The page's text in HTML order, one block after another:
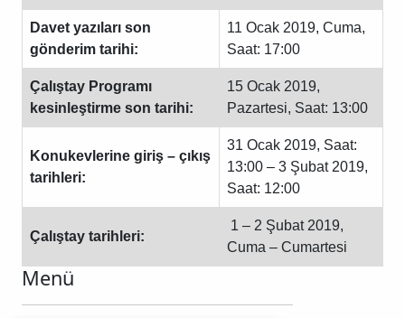
Davet yazıları son
gönderim tarihi:
11 Ocak 2019, Cuma,
Saat: 17:00
Çalıştay Programı
kesinleştirme son tarihi:
15 Ocak 2019,
Pazartesi, Saat: 13:00
Konukevlerine giriş – çıkış
tarihleri:
31 Ocak 2019, Saat:
13:00 – 3 Şubat 2019,
Saat: 12:00
Çalıştay tarihleri:
1 – 2 Şubat 2019,
Cuma – Cumartesi
Menü